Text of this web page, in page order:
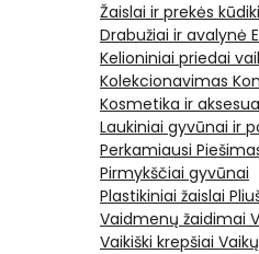
Žaislai ir prekės
Drabužiai ir avalynė
Kelioniniai priedai
Kolekcionavimas
Kosmetika ir
Laukiniai gyvūnai ir
Perkamiausi
Pirmykščiai gyvūnai
Plastikiniai žaislai
Vaidmenų žaidimai
Vaikiški krepšiai